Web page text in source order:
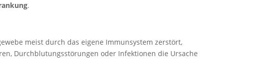
.
meist durch das eigene Immunsystem zerstört,
Durchblutungsstörungen oder Infektionen die Ursache